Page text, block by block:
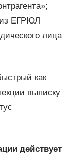
из ЕГРЮЛ
лица
как
выписку
действует